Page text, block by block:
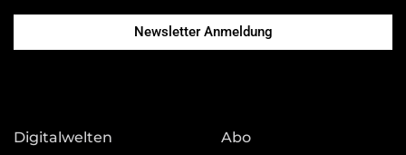
Newsletter Anmeldung
Digitalwelten
Abo